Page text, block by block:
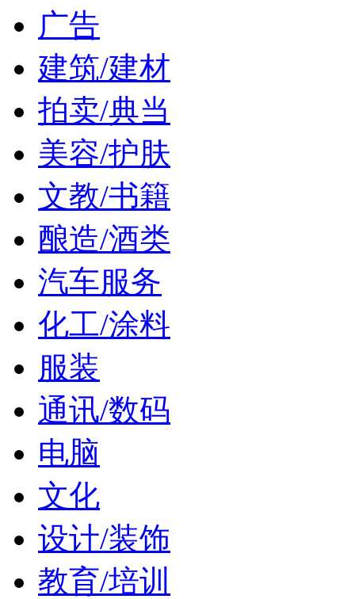
广告
建筑/建材
拍卖/典当
美容/护肤
文教/书籍
酿造/酒类
汽车服务
化工/涂料
服装
通讯/数码
电脑
文化
设计/装饰
教育/培训